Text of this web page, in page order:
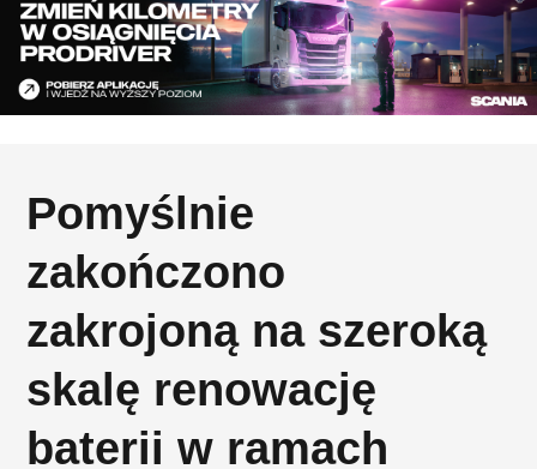
Pomyślnie
zakończono
zakrojoną na szeroką
skalę renowację
baterii w ramach